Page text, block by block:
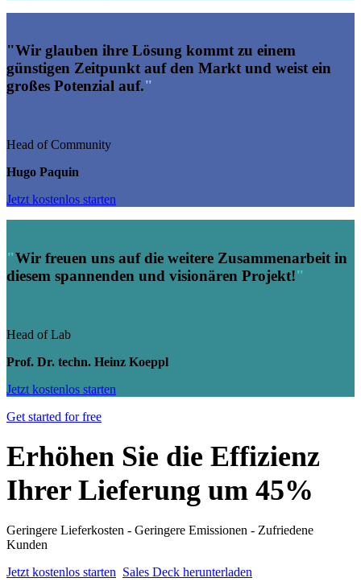
"Wir glauben ihre Lösung kommt zu einem
günstigen Zeitpunkt auf den Markt und weist ein
großes Potenzial auf."
Head of Community
Hugo Paquin
Jetzt kostenlos starten
"Wir freuen uns auf die weitere Zusammenarbeit in
diesem spannenden und visionären Projekt!"
Head of Lab
Prof. Dr. techn. Heinz Koeppl
Jetzt kostenlos starten
Get started for free
Erhöhen Sie die Effizienz
Ihrer Lieferung um 45%
Geringere Lieferkosten - Geringere Emissionen - Zufriedene
Kunden
Jetzt kostenlos starten Sales Deck herunterladen